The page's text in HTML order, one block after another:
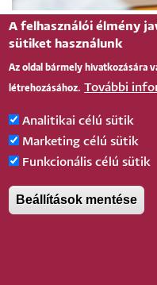
Irodalmi
szakirányú
3 félév
Levelező
A felhasználói élmény
sütiket használunk
Az oldal bármely hivatkozására
létrehozásához. További
Analitikai célú sütik
Marketing célú sütik
Funkcionális célú sütik
Beállítások mentése